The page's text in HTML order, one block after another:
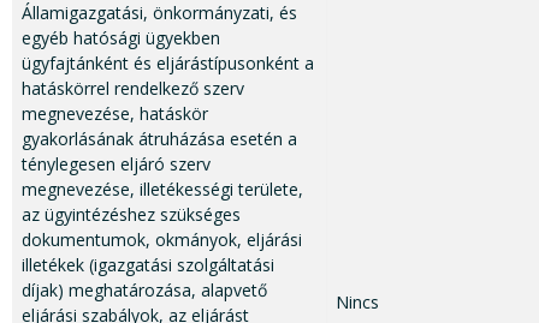
Államigazgatási, önkormányzati, és
egyéb hatósági ügyekben
ügyfajtánként és eljárástípusonként a
hatáskörrel rendelkező szerv
megnevezése, hatáskör
gyakorlásának átruházása esetén a
ténylegesen eljáró szerv
megnevezése, illetékességi területe,
az ügyintézéshez szükséges
dokumentumok, okmányok, eljárási
illetékek (igazgatási szolgáltatási
díjak) meghatározása, alapvető
eljárási szabályok, az eljárást
Nincs